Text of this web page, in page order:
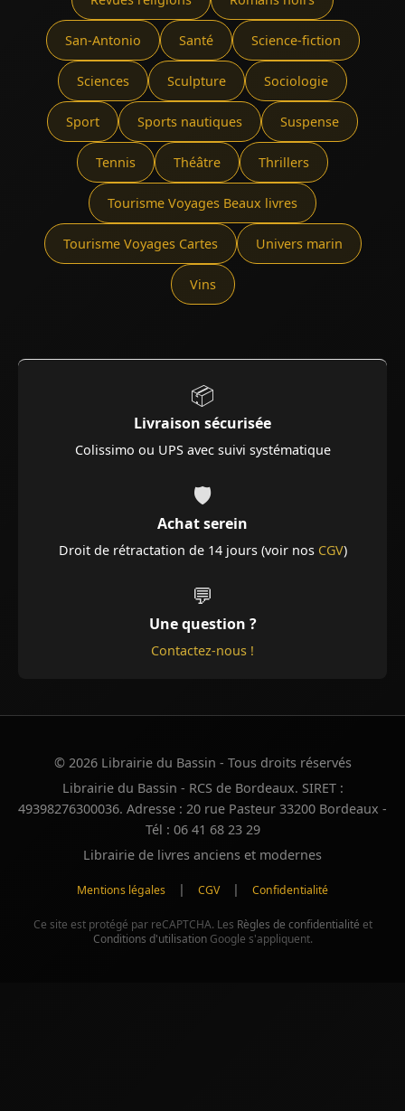
San-Antonio Santé Science-fiction
Sciences Sculpture Sociologie
Sport Sports nautiques Suspense
Tennis Théâtre Thrillers
Tourisme Voyages Beaux livres
Tourisme Voyages Cartes Univers marin
Vins
📦
Livraison sécurisée
Colissimo ou UPS avec suivi systématique
🛡️
Achat serein
Droit de rétractation de 14 jours (voir nos CGV)
💬
Une question ?
Contactez-nous !
© 2026 Librairie du Bassin - Tous droits réservés
Librairie du Bassin - RCS de Bordeaux. SIRET :
49398276300036. Adresse : 20 rue Pasteur 33200 Bordeaux -
Tél : 06 41 68 23 29
Librairie de livres anciens et modernes
Mentions légales | CGV | Confidentialité
Ce site est protégé par reCAPTCHA. Les Règles de confidentialité et
Conditions d'utilisationGoogle s'appliquent.